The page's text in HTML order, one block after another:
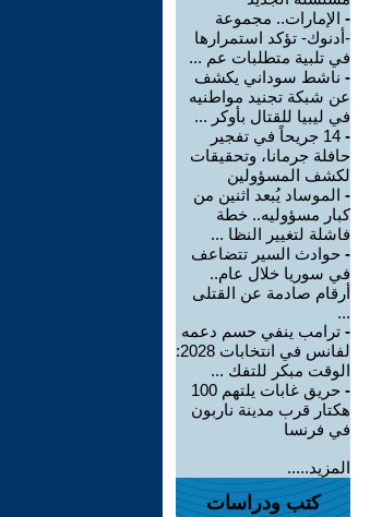
- الإمارات.. مجموعة
-أدنوك- تؤكد استمرارها
في تلبية متطلبات عم ...
- ناشط سوداني يكشف
عن شبكة تجنيد مواطنيه
في ليبيا للقتال بأوكر ...
-
14 جريحاً في تفجير
حافلة جرمانا، وتحقيقات
لكشف المسؤولين
- الموساد يُبعد اثنين من
كبار مسؤوليه.. خطة
فاشلة لتغيير النظا ...
- حوادث السير تتضاعف
في سوريا خلال عام..
أرقام صادمة عن القتلى
...
- ترامب ينفي حسم دعمه
لفانس في انتخابات 2028:
الوقت مبكر للتفك ...
-
حريق غابات يلتهم 100
هكتار قرب مدينة ناربون
في فرنسا
المزيد.....
كتب ودراسات